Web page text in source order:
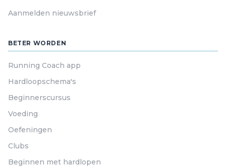
Aanmelden nieuwsbrief
BETER WORDEN
Running Coach app
Hardloopschema's
Beginnerscursus
Voeding
Oefeningen
Clubs
Beginnen met hardlopen